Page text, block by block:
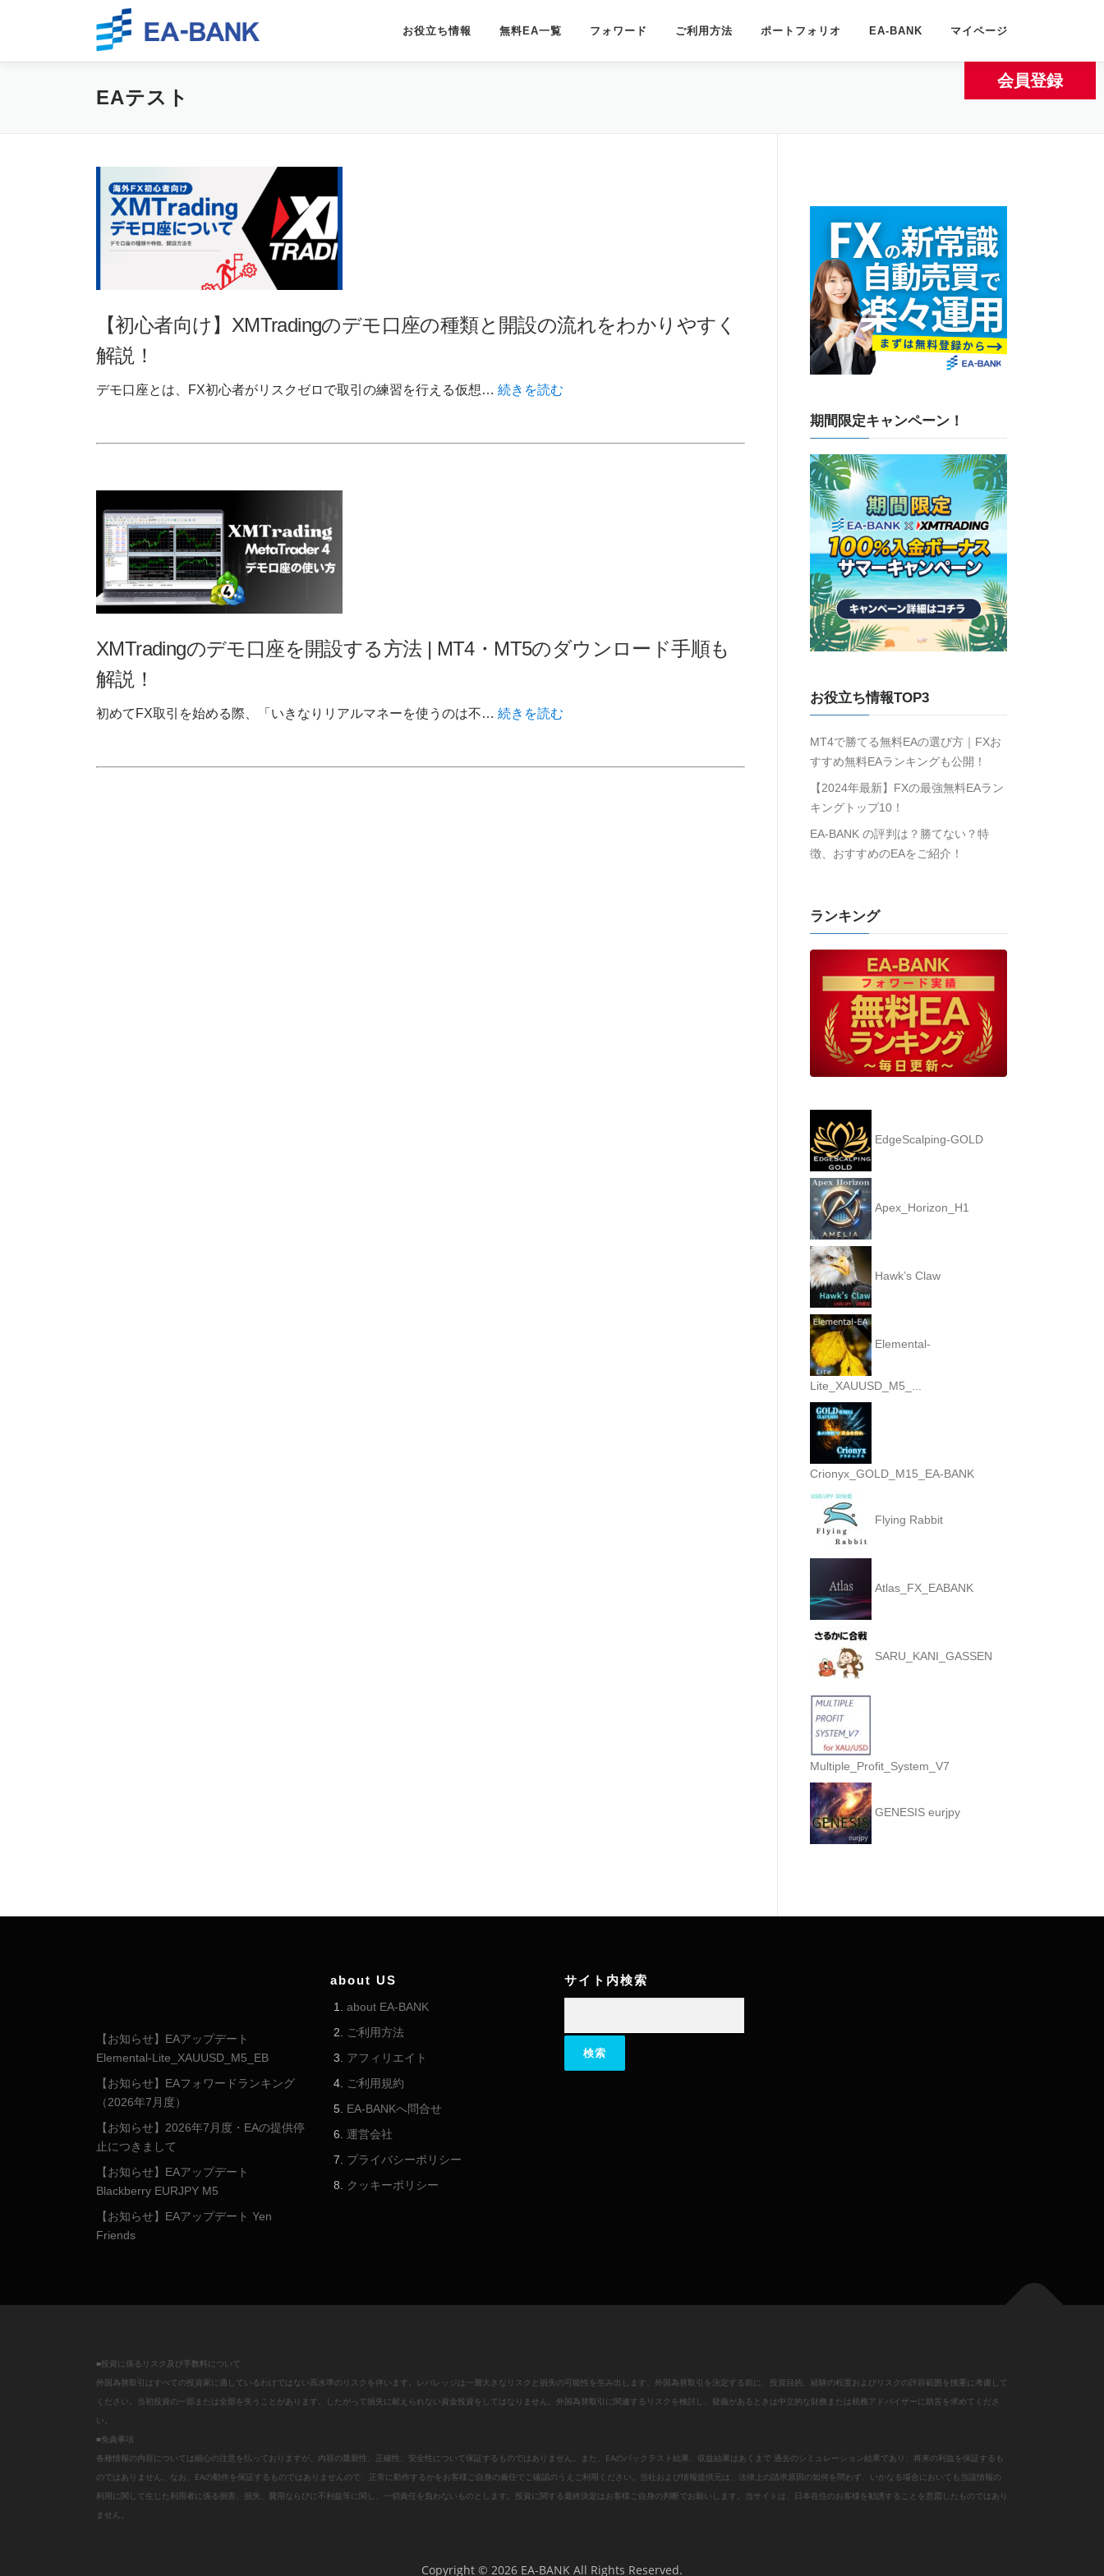
お役立ち情報 無料EA一覧 フォワード ご利用方法 ポートフォリオ EA-BANK マイページ
会員登録
EAテスト
【初心者向け】XMTradingのデモ口座の種類と開設の流れをわかりやすく
解説！
デモ口座とは、FX初心者がリスクゼロで取引の練習を行える仮想… 続きを読む
XMTradingのデモ口座を開設する方法 | MT4・MT5のダウンロード手順も
解説！
初めてFX取引を始める際、「いきなりリアルマネーを使うのは不… 続きを読む
期間限定キャンペーン！
お役立ち情報TOP3
MT4で勝てる無料EAの選び方｜FXお
すすめ無料EAランキングも公開！
【2024年最新】FXの最強無料EAラン
キングトップ10！
EA-BANK の評判は？勝てない？特
徴、おすすめのEAをご紹介！
ランキング
EdgeScalping-GOLD
Apex_Horizon_H1
Hawk’s Claw
Elemental-
Lite_XAUUSD_M5_...
Crionyx_GOLD_M15_EA-BANK
Flying Rabbit
Atlas_FX_EABANK
SARU_KANI_GASSEN
Multiple_Profit_System_V7
GENESIS eurjpy
【お知らせ】EAアップデート
Elemental-Lite_XAUUSD_M5_EB
【お知らせ】EAフォワードランキング
（2026年7月度）
【お知らせ】2026年7月度・EAの提供停
止につきまして
【お知らせ】EAアップデート
Blackberry EURJPY M5
【お知らせ】EAアップデート Yen
Friends
about US
about EA-BANK
ご利用方法
アフィリエイト
ご利用規約
EA-BANKへ問合せ
運営会社
プライバシーポリシー
クッキーポリシー
サイト内検索
■投資に係るリスク及び手数料について
外国為替取引はすべての投資家に適しているわけではない高水準のリスクを伴います。レバレッジは一層大きなリスクと損失の可能性を生み出します。外国為替取引を決定する前に、投資目的、経験の程度およびリスクの許容範囲を慎重に考慮して
ください。当初投資の一部または全部を失うことがあります。したがって損失に耐えられない資金投資をしてはなりません。外国為替取引に関連するリスクを検討し、疑義があるときは中立的な財務または税務アドバイザーに助言を求めてくださ
い。
■免責事項
各種情報の内容については細心の注意を払っておりますが、内容の最新性、正確性、安全性について保証するものではありません。また、EAのバックテスト結果、収益結果はあくまで 過去のシミュレーション結果であり、将来の利益を保証するも
のではありません。なお、EAの動作を保証するものではありませんので、正常に動作するかをお客様ご自身の責任でご確認のうえご利用ください。当社および情報提供元は、法律上の請求原因の如何を問わず、いかなる場合においても当該情報の
利用に関して生じた利用者に係る損害、損失、費用ならびに不利益等に関し、一切責任を負わないものとします。投資に関する最終決定はお客様ご自身の判断でお願いします。当サイトは、日本在住のお客様を勧誘することを意図したものではあり
ません。
Copyright © 2026 EA-BANK All Rights Reserved.